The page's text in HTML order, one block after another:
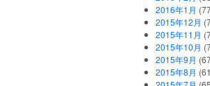
2016年1月
2015年12月
2015年11月
2015年10月
2015年9月
2015年8月